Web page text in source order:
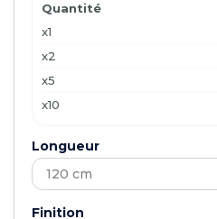
Quantité
x1
x2
x5
x10
Longueur
Finition